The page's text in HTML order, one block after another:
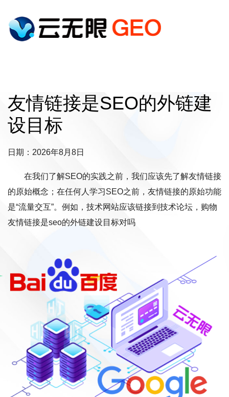
友情链接是SEO的外链建
设目标
日期：2026年8月8日
在我们了解SEO的实践之前，我们应该先了解友情链接
的原始概念；在任何人学习SEO之前，友情链接的原始功能
是“流量交互”。例如，技术网站应该链接到技术论坛，购物
友情链接是seo的外链建设目标对吗